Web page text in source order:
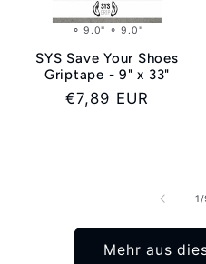
SYS Save Your Shoes
Griptape - 9" x 33"
Normaler
€7,89 EUR
⚬ 9.0" ⚬ 9.0"
1/
Mehr aus